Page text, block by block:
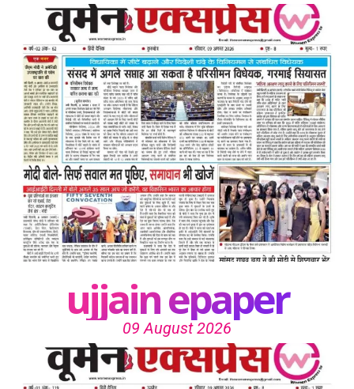
ujjain epaper
09 August 2026